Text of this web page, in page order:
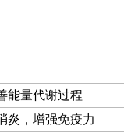
能量代谢过程
炎，增强免疫力